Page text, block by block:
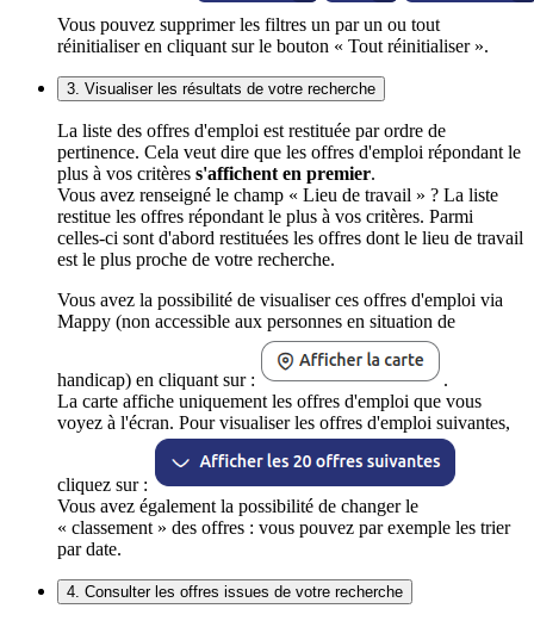
Vous pouvez supprimer les filtres un par un ou tout
réinitialiser en cliquant sur le bouton « Tout réinitialiser ».
3. Visualiser les résultats de votre recherche
La liste des offres d'emploi est restituée par ordre de
pertinence. Cela veut dire que les offres d'emploi répondant le
plus à vos critères s'affichent en premier.
Vous avez renseigné le champ « Lieu de travail » ? La liste
restitue les offres répondant le plus à vos critères. Parmi
celles-ci sont d'abord restituées les offres dont le lieu de travail
est le plus proche de votre recherche.
Vous avez la possibilité de visualiser ces offres d'emploi via
Mappy (non accessible aux personnes en situation de
handicap) en cliquant sur :
.
La carte affiche uniquement les offres d'emploi que vous
voyez à l'écran. Pour visualiser les offres d'emploi suivantes,
cliquez sur :
Vous avez également la possibilité de changer le
« classement » des offres : vous pouvez par exemple les trier
par date.
4. Consulter les offres issues de votre recherche